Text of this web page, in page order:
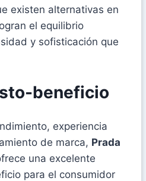
existen alternativas en
el equilibrio
y sofisticación que
beneficio
experiencia
de marca, Prada
una excelente
para el consumidor